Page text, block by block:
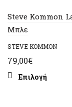
Steve Kommon
Μπλε
STEVE KOMMON
79,00€
Επιλογή